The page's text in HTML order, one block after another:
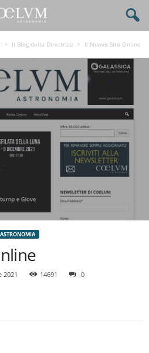
Il Blog della Direttrice Il Nuovo Sito Online
2021 14691 0